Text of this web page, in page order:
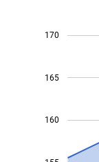
160
165
170